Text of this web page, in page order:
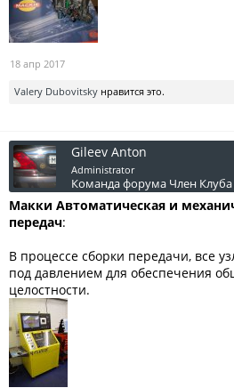
18 апр 2017
Valery Dubovitsky нравится это.
Gileev Anton
Administrator
Команда форума Член Клуба
Макки Автоматическая и
передач:
В процессе сборки передачи, все
под давлением для обеспечения
целостности.